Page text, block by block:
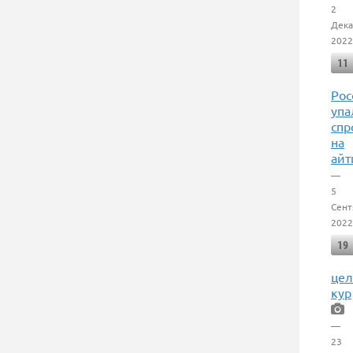
2
2022
11
на
—
5
2022
19
кур
—
23